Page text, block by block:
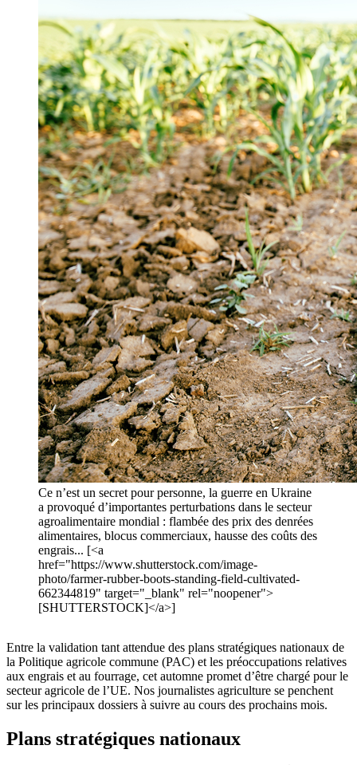
Ce n’est un secret pour personne, la guerre en Ukraine
a provoqué d’importantes perturbations dans le secteur
agroalimentaire mondial : flambée des prix des denrées
alimentaires, blocus commerciaux, hausse des coûts des
engrais... [<a
href="https://www.shutterstock.com/image-
photo/farmer-rubber-boots-standing-field-cultivated-
662344819" target="_blank" rel="noopener">
[SHUTTERSTOCK]</a>]
Entre la validation tant attendue des plans stratégiques nationaux de
la Politique agricole commune (PAC) et les préoccupations relatives
aux engrais et au fourrage, cet automne promet d’être chargé pour le
secteur agricole de l’UE. Nos journalistes agriculture se penchent
sur les principaux dossiers à suivre au cours des prochains mois.
Plans stratégiques nationaux